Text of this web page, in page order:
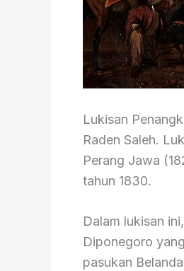
Lukisan
Raden Saleh.
Perang Jawa
tahun 1830.
Dalam lukisan
Diponegoro
pasukan